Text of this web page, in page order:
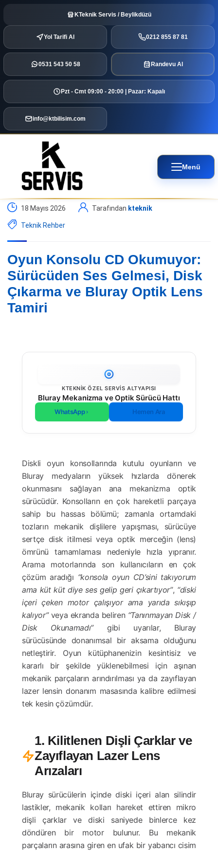
KTeknik Servis / Beylikdüzü
Yol Tarifi Al 0212 855 87 81
0531 543 50 58 Randevu Al
Pzt - Cmt 09:00 - 20:00 | Pazar: Kapalı
info@ktbilisim.com
Menü
18 Mayıs 2026 Tarafından kteknik
Teknik Rehber
Oyun Konsolu CD Okumuyor:
Sürücüden Ses Gelmesi, Disk
Çıkarma ve Bluray Optik Lens
Tamiri
KTEKNIK ÖZEL SERVIS ALTYAPISI
Bluray Mekanizma ve Optik Sürücü Hattı
WhatsApp Hemen Ara
Diskli oyun konsollarında kutulu oyunların ve
Bluray medyaların yüksek hızlarda dönerek
okunmasını sağlayan ana mekanizma optik
sürücüdür. Konsolların en çok hareketli parçaya
sahip bu hassas bölümü; zamanla ortamdaki
tozların mekanik dişlilere yapışması, sürücüye
sertçe disk itilmesi veya optik merceğin (lens)
ömrünü tamamlaması nedeniyle hızla yıpranır.
Arama motorlarında son kullanıcıların en çok
çözüm aradığı “konsola oyun CD’sini takıyorum
ama küt küt diye ses gelip geri çıkartıyor”, “diski
içeri çeken motor çalışıyor ama yarıda sıkışıp
kalıyor”veya ekranda beliren “Tanınmayan Disk /
Disk Okunamadı”gibi uyarılar, Bluray
sürücüsünde donanımsal bir aksama olduğunu
netleştirir. Oyun kütüphanenizin kesintisiz ve
kararlı bir şekilde yüklenebilmesi için aşınan
mekanik parçaların arındırılması ya da zayıflayan
lazer lensin donanım masasında kalibre edilmesi
tek kesin çözümdür.
1. Kilitlenen Dişli Çarklar ve
Zayıflayan Lazer Lens
Arızaları
Bluray sürücülerin içinde diski içeri alan silindir
lastikler, mekanik kolları hareket ettiren mikro
dişli çarklar ve diski saniyede binlerce kez
döndüren bir motor bulunur. Bu mekanik
parçaların arasına giren en ufak bir yabancı cisim